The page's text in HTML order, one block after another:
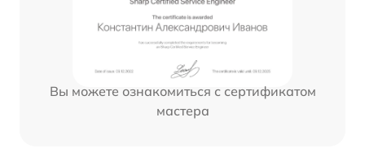
Вы можете ознакомиться с сертификатом
мастера